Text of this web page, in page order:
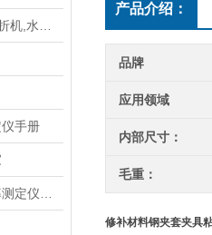
手册
产品介绍：
品牌
应用领域
内部尺寸：
毛重：
修补材料钢夹套夹具